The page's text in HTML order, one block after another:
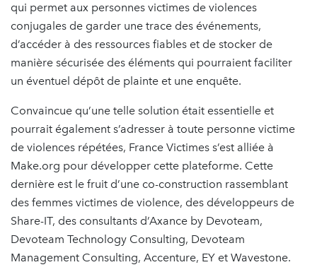
qui permet aux personnes victimes de violences
conjugales de garder une trace des événements,
d’accéder à des ressources fiables et de stocker de
manière sécurisée des éléments qui pourraient faciliter
un éventuel dépôt de plainte et une enquête.
Convaincue qu’une telle solution était essentielle et
pourrait également s’adresser à toute personne victime
de violences répétées, France Victimes s’est alliée à
Make.org pour développer cette plateforme. Cette
dernière est le fruit d’une co-construction rassemblant
des femmes victimes de violence, des développeurs de
Share-IT, des consultants d’Axance by Devoteam,
Devoteam Technology Consulting, Devoteam
Management Consulting, Accenture, EY et Wavestone.